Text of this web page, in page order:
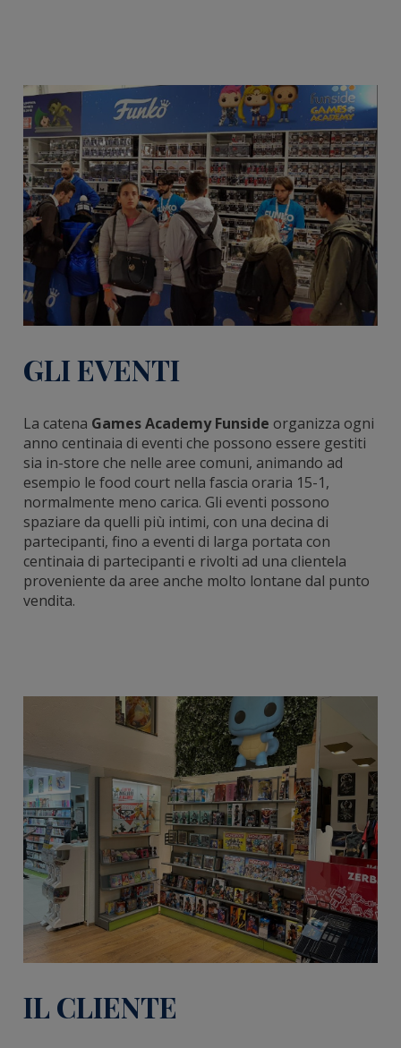
IL CLIENTE
GLI EVENTI
La catena Games Academy Funside organizza ogni
anno centinaia di eventi che possono essere gestiti
sia in-store che nelle aree comuni, animando ad
esempio le food court nella fascia oraria 15-1,
normalmente meno carica. Gli eventi possono
spaziare da quelli più intimi, con una decina di
partecipanti, fino a eventi di larga portata con
centinaia di partecipanti e rivolti ad una clientela
proveniente da aree anche molto lontane dal punto
vendita.